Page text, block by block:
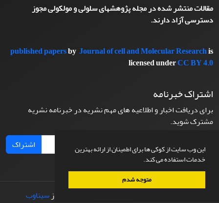
این وب سایت از کوکی ها برای اطمینان از ارائه بهترین
خدمات استفاده می کند.
متوجه شدم
مقالات منتشر شده در مجله پژوهشهای سلولی و مولکولی مجوز
دسترسی آزاد دارند.
published papersby Journal of cell and Molecular Researchis
licensed underCC BY 4.0
اشتراک خبرنامه
برای دریافت اخبار و اطلاعیه های مهم نشریه در خبرنامه نشریه
مشترک شوید.
اشتراک
طراحی و پیاده سازی ازسیناوب